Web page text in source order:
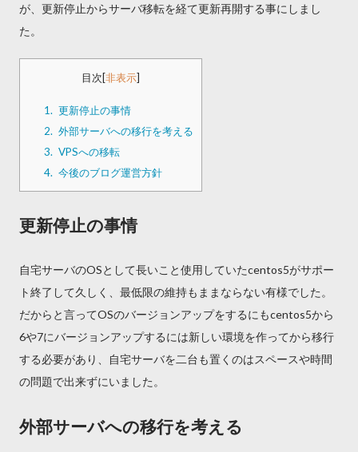
が、更新停止からサーバ移転を経て更新再開する事にしまし
た。
目次[非表示]
1. 更新停止の事情
2. 外部サーバへの移行を考える
3. VPSへの移転
4. 今後のブログ運営方針
更新停止の事情
自宅サーバのOSとして長いこと使用していたcentos5がサポー
ト終了して久しく、最低限の維持もままならない有様でした。
だからと言ってOSのバージョンアップをするにもcentos5から
6や7にバージョンアップするには新しい環境を作ってから移行
する必要があり、自宅サーバを二台も置くのはスペースや時間
の問題で出来ずにいました。
外部サーバへの移行を考える